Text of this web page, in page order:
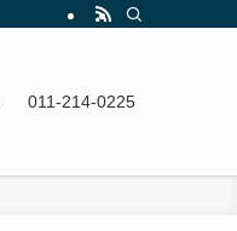
011-214-0225